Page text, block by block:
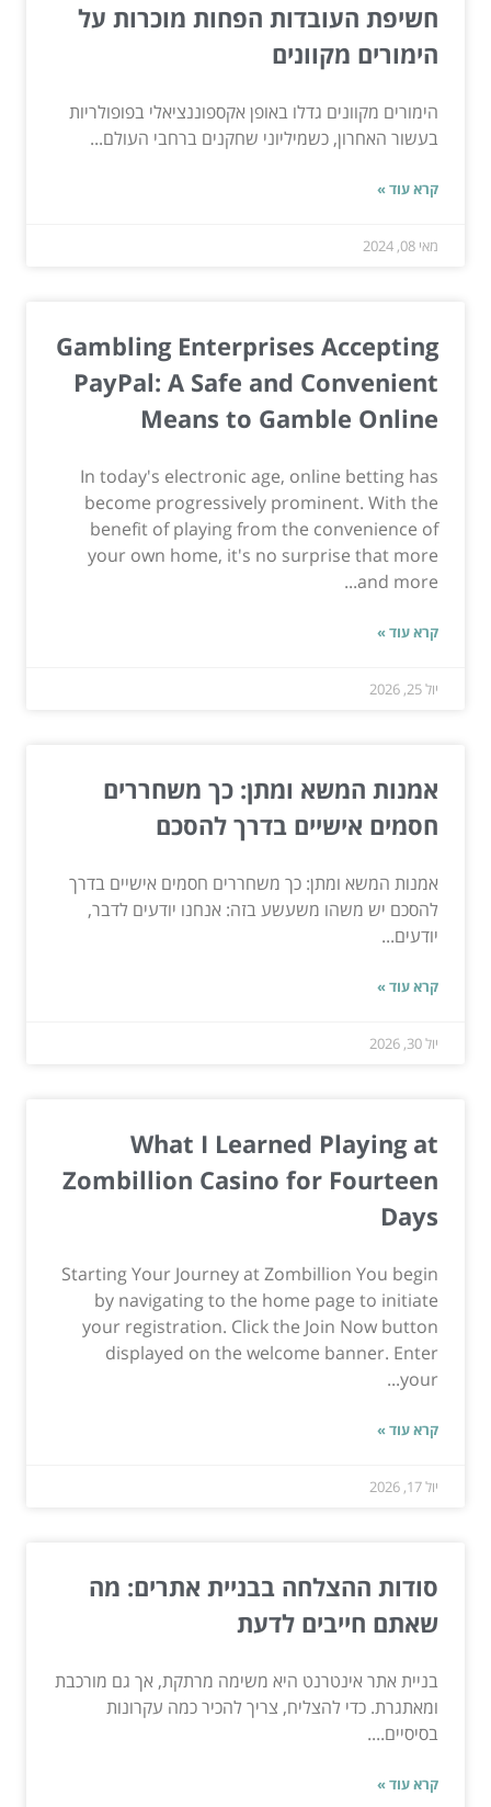
חשיפת העובדות הפחות מוכרות על
הימורים מקוונים
הימורים מקוונים גדלו באופן אקספוננציאלי בפופולריות
בעשור האחרון, כשמיליוני שחקנים ברחבי העולם...
קרא עוד »
מאי 08, 2024
Gambling Enterprises Accepting
PayPal: A Safe and Convenient
Means to Gamble Online
In today's electronic age, online betting has
become progressively prominent. With the
benefit of playing from the convenience of
your own home, it's no surprise that more
and more...
קרא עוד »
יול 25, 2026
אמנות המשא ומתן: כך משחררים
חסמים אישיים בדרך להסכם
אמנות המשא ומתן: כך משחררים חסמים אישיים בדרך
להסכם יש משהו משעשע בזה: אנחנו יודעים לדבר,
יודעים...
קרא עוד »
יול 30, 2026
What I Learned Playing at
Zombillion Casino for Fourteen
Days
Starting Your Journey at Zombillion You begin
by navigating to the home page to initiate
your registration. Click the Join Now button
displayed on the welcome banner. Enter
your...
קרא עוד »
יול 17, 2026
סודות ההצלחה בבניית אתרים: מה
שאתם חייבים לדעת
בניית אתר אינטרנט היא משימה מרתקת, אך גם מורכבת
ומאתגרת. כדי להצליח, צריך להכיר כמה עקרונות
בסיסיים....
קרא עוד »